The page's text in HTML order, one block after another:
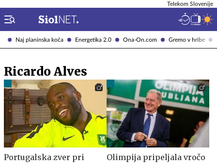
Naj planinska koča Energetika 2.0 Ona-On.com Gremo v hribe
Telekom Slovenije
Ricardo Alves
Portugalska zver pri
Olimpija pripeljala vročo